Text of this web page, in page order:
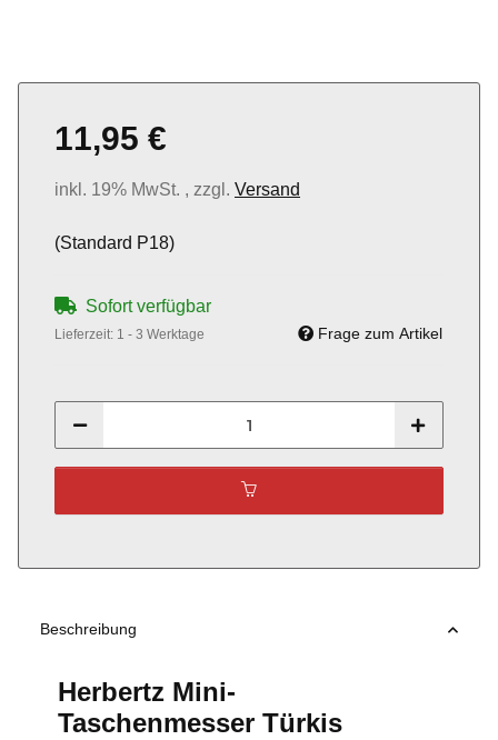
11,95 €
inkl. 19% MwSt. , zzgl. Versand
(Standard P18)
Sofort verfügbar
Lieferzeit: 1 - 3 Werktage Frage zum Artikel
Beschreibung
Herbertz Mini-
Taschenmesser Türkis